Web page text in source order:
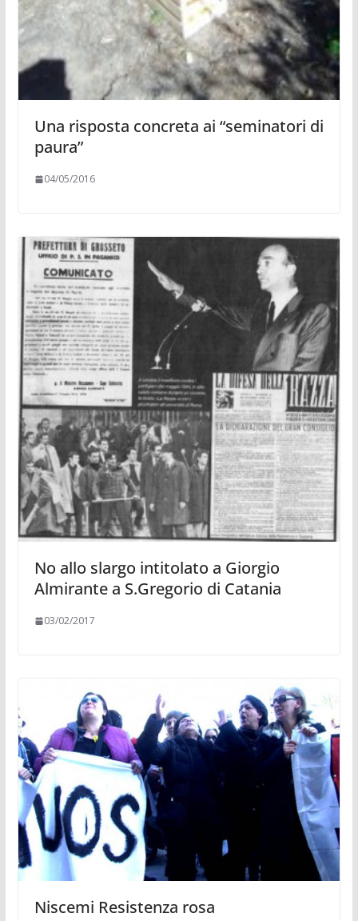
Una risposta concreta ai “seminatori di
paura”
04/05/2016
No allo slargo intitolato a Giorgio
Almirante a S.Gregorio di Catania
03/02/2017
Niscemi Resistenza rosa